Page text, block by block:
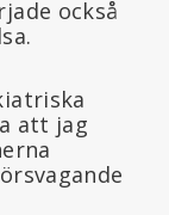
också
att jag